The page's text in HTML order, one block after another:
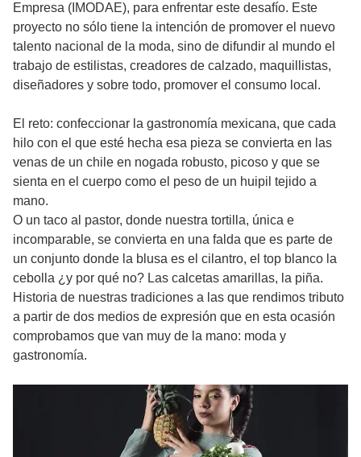
Empresa (IMODAE), para enfrentar este desafío. Este
proyecto no sólo tiene la intención de promover el nuevo
talento nacional de la moda, sino de difundir al mundo el
trabajo de estilistas, creadores de calzado, maquillistas,
diseñadores y sobre todo, promover el consumo local.
El reto: confeccionar la gastronomía mexicana, que cada
hilo con el que esté hecha esa pieza se convierta en las
venas de un chile en nogada robusto, picoso y que se
sienta en el cuerpo como el peso de un huipil tejido a
mano.
O un taco al pastor, donde nuestra tortilla, única e
incomparable, se convierta en una falda que es parte de
un conjunto donde la blusa es el cilantro, el top blanco la
cebolla ¿y por qué no? Las calcetas amarillas, la piña.
Historia de nuestras tradiciones a las que rendimos tributo
a partir de dos medios de expresión que en esta ocasión
comprobamos que van muy de la mano: moda y
gastronomía.